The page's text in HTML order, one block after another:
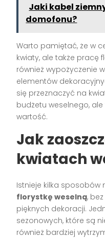
Jaki kabel
domofonu?
Warto pamiętać, że w
kwiaty, ale także pracę
również wypożyczenie
elementów
się przeznaczyć na
budżetu weselnego,
wartość.
Jak
kwiatach
Istnieje kilka
florystkę weselną,
pięknych dekoracji.
sezonowych, które są
również bardziej